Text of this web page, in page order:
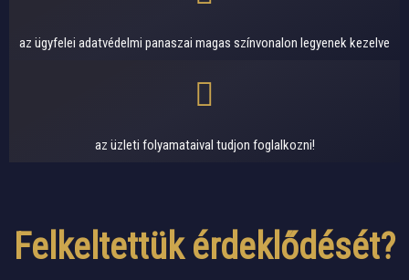
az ügyfelei adatvédelmi panaszai magas színvonalon legyenek kezelve
az üzleti folyamataival tudjon foglalkozni!
Felkeltettük érdeklődését?